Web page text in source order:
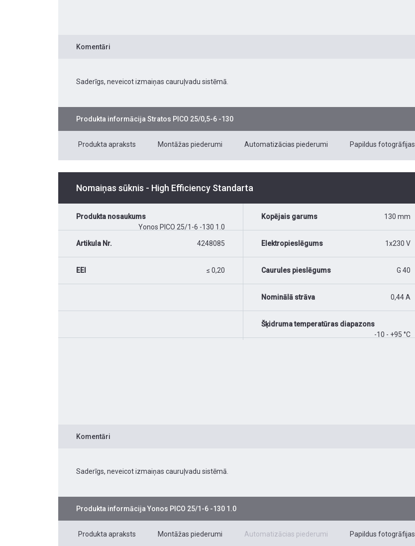
Komentāri
Saderīgs, neveicot izmaiņas cauruļvadu sistēmā.
Produkta informācija Stratos PICO 25/0,5-6 -130
Produkta apraksts Montāžas piederumi Automatizācias piederumi Papildus fotogrāfijas
Nomaiņas sūknis - High Efficiency Standarta
Produkta nosaukums
Yonos PICO 25/1-6 -130 1.0
Artikula Nr. 4248085
EEI ≤ 0,20
Kopējais garums 130 mm
Elektropieslēgums 1x230 V
Caurules pieslēgums G 40
Nominālā strāva 0,44 A
Šķidruma temperatūras diapazons
-10 - +95 °C
Komentāri
Saderīgs, neveicot izmaiņas cauruļvadu sistēmā.
Produkta informācija Yonos PICO 25/1-6 -130 1.0
Produkta apraksts Montāžas piederumi Automatizācias piederumi Papildus fotogrāfijas